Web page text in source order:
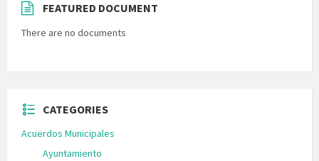
FEATURED DOCUMENT
There are no documents
CATEGORIES
Acuerdos Municipales
Ayuntamiento